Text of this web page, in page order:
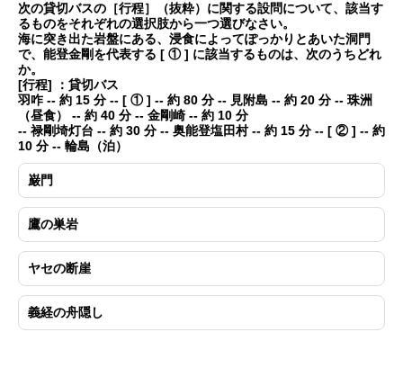
次の貸切バスの［行程］（抜粋）に関する設問について、該当す
るものをそれぞれの選択肢から一つ選びなさい。
海に突き出た岩盤にある、浸食によってぽっかりとあいた洞門
で、能登金剛を代表する [ ① ] に該当するものは、次のうちどれ
か。
[行程] ：貸切バス
羽咋 -- 約 15 分 -- [ ① ] -- 約 80 分 -- 見附島 -- 約 20 分 -- 珠洲
（昼食） -- 約 40 分 -- 金剛崎 -- 約 10 分
-- 禄剛埼灯台 -- 約 30 分 -- 奥能登塩田村 -- 約 15 分 -- [ ② ] -- 約
10 分 -- 輪島（泊）
巌門
鷹の巣岩
ヤセの断崖
義経の舟隠し